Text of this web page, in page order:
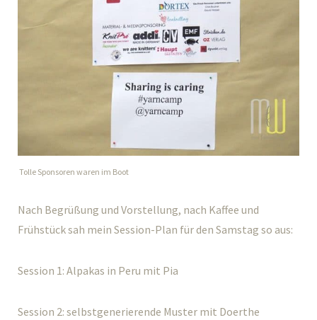
Tolle Sponsoren waren im Boot
Nach Begrüßung und Vorstellung, nach Kaffee und
Frühstück sah mein Session-Plan für den Samstag so aus:
Session 1: Alpakas in Peru mit Pia
Session 2: selbstgenerierende Muster mit Doerthe